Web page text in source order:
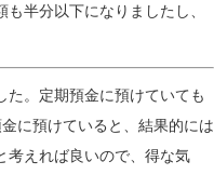
半分以下になりましたし、
た。定期預金に預けていても
に預けていると、結果的には
考えれば良いので、得な気